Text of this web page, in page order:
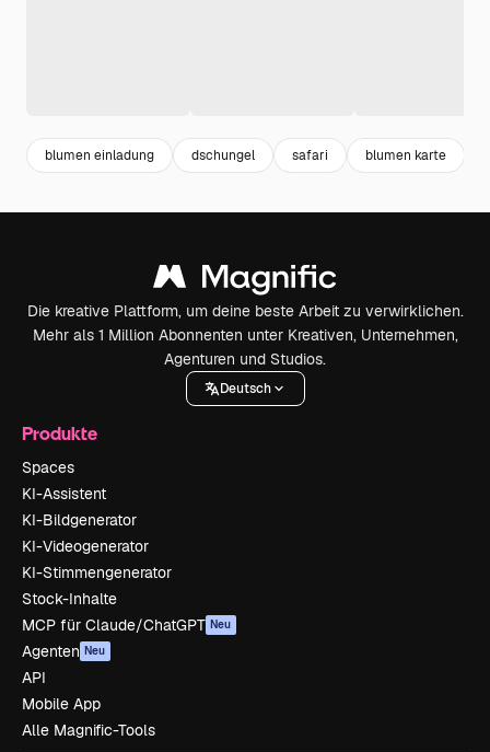
blumen einladung dschungel safari blumen karte
Die kreative Plattform, um deine beste Arbeit zu verwirklichen.
Mehr als 1 Million Abonnenten unter Kreativen, Unternehmen,
Agenturen und Studios.
Deutsch
Produkte
Spaces
KI-Assistent
KI-Bildgenerator
KI-Videogenerator
KI-Stimmengenerator
Stock-Inhalte
MCP für Claude/ChatGPT Neu
Agenten Neu
API
Mobile App
Alle Magnific-Tools